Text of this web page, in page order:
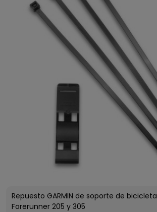
Repuesto GARMIN de soporte de
Forerunner 205 y 305